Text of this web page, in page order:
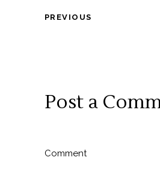
PREVIOUS
Post a